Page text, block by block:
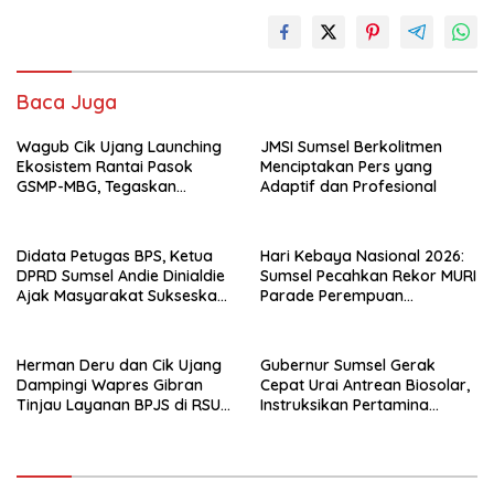
Baca Juga
Wagub Cik Ujang Launching
Ekosistem Rantai Pasok
GSMP-MBG, Tegaskan
Kendalikan Inflasi
JMSI Sumsel Berkolitmen
Menciptakan Pers yang
Adaptif dan Profesional
Didata Petugas BPS, Ketua
DPRD Sumsel Andie Dinialdie
Ajak Masyarakat Sukseskan
Hari Kebaya Nasional 2026:
Sumsel Pecahkan Rekor MURI
Parade Perempuan
Herman Deru dan Cik Ujang
Dampingi Wapres Gibran
Tinjau Layanan BPJS di RSUD
Gubernur Sumsel Gerak
Cepat Urai Antrean Biosolar,
Instruksikan Pertamina